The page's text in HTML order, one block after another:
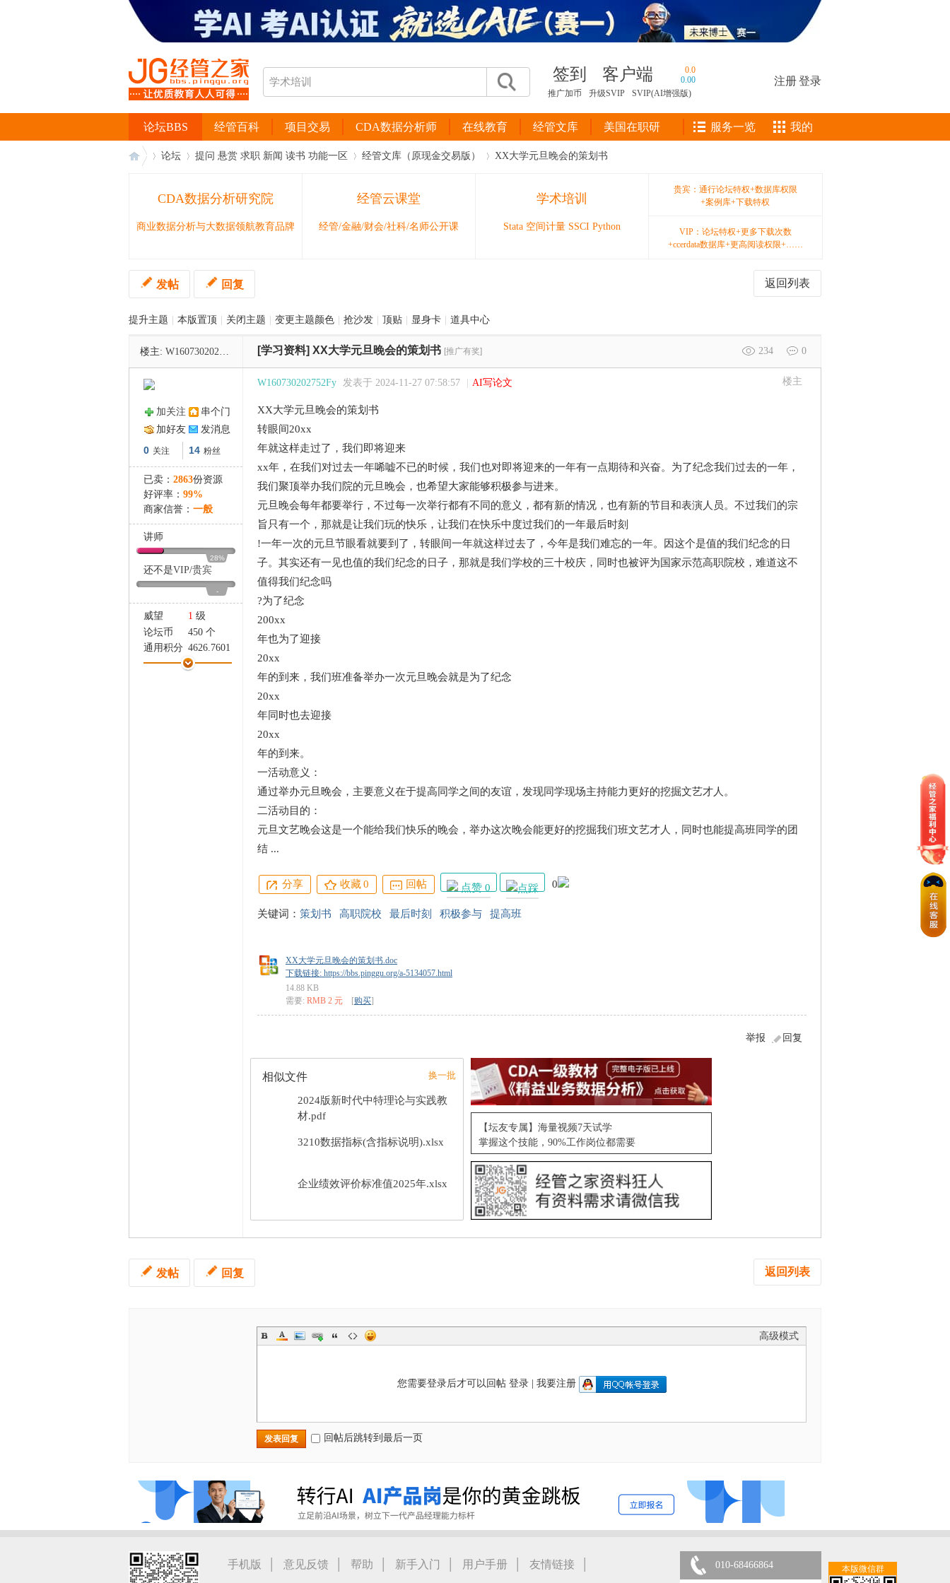
签到 客户端
0.0
0.00
推广加币
升级SVIP SVIP(AI增强版)
注册登录
经管百科 项目交易 CDA数据分析师 在线教育 经管文库 美国在职研
论坛BBS 服务一览 我的
论坛 提问 悬赏 求职 新闻 读书 功能一区 经管文库（原现金交易版） XX大学元旦晚会的策划书
CDA数据分析研究院
商业数据分析与大数据领航教育品牌
经管云课堂
经管/金融/财会/社科/名师公开课
学术培训
Stata 空间计量 SSCI Python
贵宾：通行论坛特权+数据库权限
+案例库+下载特权
VIP：论坛特权+更多下载次数
+ccerdata数据库+更高阅读权限+……
返回列表
发帖 回复
提升主题 本版置顶 关闭主题 变更主题颜色 抢沙发 顶贴 显身卡 道具中心
楼主: W160730202752Fy 234 0
[学习资料] XX大学元旦晚会的策划书 [推广有奖]
加关注
串个门
加好友
发消息
0 关注 14 粉丝
已卖： 2863份资源
好评率： 99%
商家信誉： 一般
讲师
28%
还不是VIP/贵宾
-
威望 1 级
论坛币
450 个
通用积分 4626.7601
学术水平
121 点
楼主
W160730202752Fy 发表于 2024-11-27 07:58:57 AI写论文
XX大学元旦晚会的策划书
转眼间20xx
年就这样走过了，我们即将迎来
xx年，在我们对过去一年唏嘘不已的时候，我们也对即将迎来的一年有一点期待和兴奋。为了纪念我们过去的一年，
我们聚顶举办我们院的元旦晚会，也希望大家能够积极参与进来。
元旦晚会每年都要举行，不过每一次举行都有不同的意义，都有新的情况，也有新的节目和表演人员。不过我们的宗
旨只有一个，那就是让我们玩的快乐，让我们在快乐中度过我们的一年最后时刻
!一年一次的元旦节眼看就要到了，转眼间一年就这样过去了，今年是我们难忘的一年。因这个是值的我们纪念的日
子。其实还有一见也值的我们纪念的日子，那就是我们学校的三十校庆，同时也被评为国家示范高职院校，难道这不
值得我们纪念吗
?为了纪念
200xx
年也为了迎接
20xx
年的到来，我们班准备举办一次元旦晚会就是为了纪念
20xx
年同时也去迎接
20xx
年的到来。
一活动意义：
通过举办元旦晚会，主要意义在于提高同学之间的友谊，发现同学现场主持能力更好的挖掘文艺才人。
二活动目的：
元旦文艺晚会这是一个能给我们快乐的晚会，举办这次晚会能更好的挖掘我们班文艺才人，同时也能提高班同学的团
结 ...
分享 收藏0 回帖 点赞 0 0
关键词： 策划书 高职院校 最后时刻 积极参与 提高班
XX大学元旦晚会的策划书.doc
下载链接: https://bbs.pinggu.org/a-5134057.html
14.88 KB
需要: RMB 2 元 [购买]
回复
举报
相似文件 换一批
2024版新时代中特理论与实践教
材.pdf
3210数据指标(含指标说明).xlsx
企业绩效评价标准值2025年.xlsx
【坛友专属】海量视频7天试学
掌握这个技能，90%工作岗位都需要
返回列表
发帖 回复
高级模式
您需要登录后才可以回帖 登录| 我要注册
发表回复 回帖后跳转到最后一页
本版微信群
手机版 | 意见反馈 | 帮助 | 新手入门 | 用户手册 | 友情链接 | 010-68466864